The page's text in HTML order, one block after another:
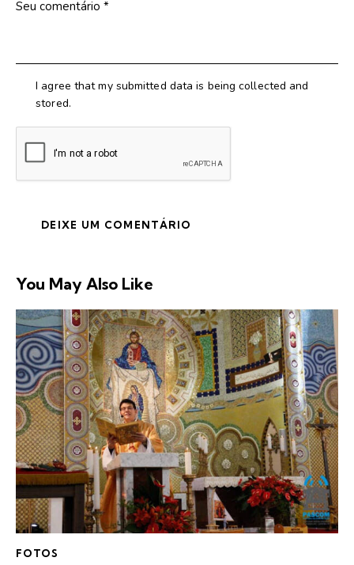
I agree that my submitted data is being collected and
stored.
You May Also Like
FOTOS